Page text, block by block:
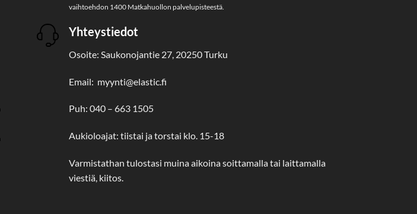
vaihtoehdon 1400 Matkahuollon palvelupisteestä.
Yhteystiedot
Osoite: Saukonojantie 27, 20250 Turku
Email: myynti@elastic.fi
Puh: 040 – 663 1505
Aukioloajat: tiistai ja torstai klo. 15-18
Varmistathan tulostasi muina aikoina soittamalla tai laittamalla
viestiä, kiitos.